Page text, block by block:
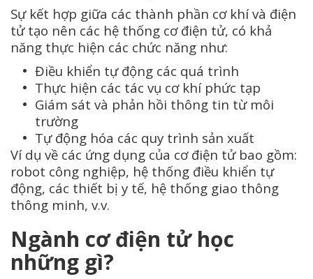
Sự kết hợp giữa các thành phần cơ khí và điện
tử tạo nên các hệ thống cơ điện tử, có khả
năng thực hiện các chức năng như:
Điều khiển tự động các quá trình
Thực hiện các tác vụ cơ khí phức tạp
Giám sát và phản hồi thông tin từ môi
trường
Tự động hóa các quy trình sản xuất
Ví dụ về các ứng dụng của cơ điện tử bao gồm:
robot công nghiệp, hệ thống điều khiển tự
động, các thiết bị y tế, hệ thống giao thông
thông minh, v.v.
Ngành cơ điện tử học
những gì?